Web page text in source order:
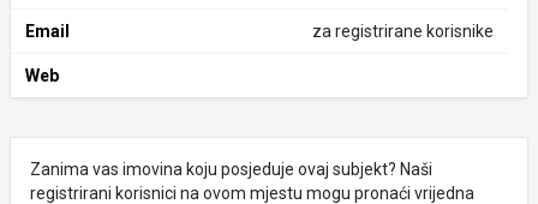
Email za registrirane korisnike
Web
Zanima vas imovina koju posjeduje ovaj subjekt? Naši
registrirani korisnici na ovom mjestu mogu pronaći vrijedna